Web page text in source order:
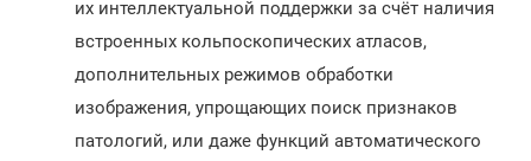
их интеллектуальной поддержки за счёт наличия
встроенных кольпоскопических атласов,
дополнительных режимов обработки
изображения, упрощающих поиск признаков
патологий, или даже функций автоматического